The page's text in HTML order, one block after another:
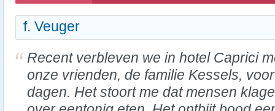
f. Veuger
Recent verbleven we in hotel Caprici
onze vrienden, de familie Kessels,
dagen. Het stoort me dat mensen